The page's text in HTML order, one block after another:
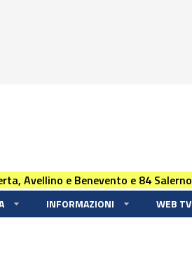
Avellino e Benevento e 84 Salerno
INFORMAZIONI WEB TV